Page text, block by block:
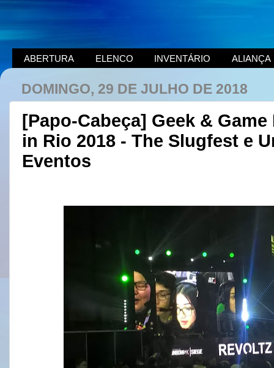
ABERTURA ELENCO INVENTÁRIO ALIANÇA
DOMINGO, 29 DE JULHO DE 2018
[Papo-Cabeça] Geek &
in Rio 2018 - The Slugfest e
Eventos